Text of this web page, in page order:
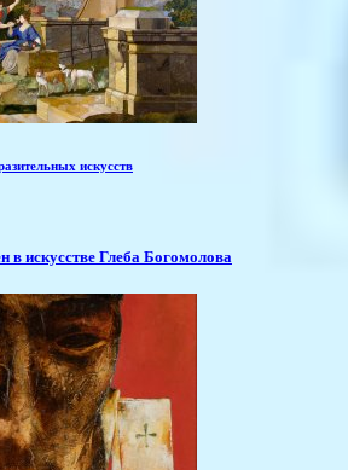
искусств
в искусстве Глеба Богомолова